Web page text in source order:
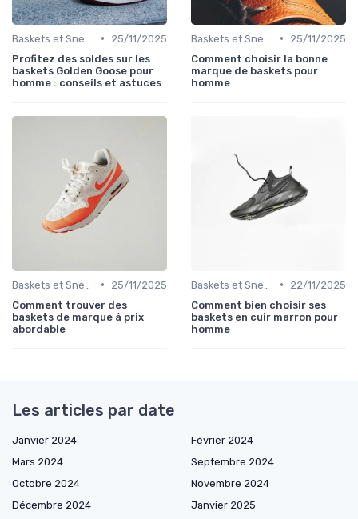
•
25/11/2025
Profitez des soldes sur les
baskets Golden Goose pour
homme : conseils et astuces
•
25/11/2025
Comment choisir la bonne
marque de baskets pour
homme
•
25/11/2025
Comment trouver des
baskets de marque à prix
abordable
•
22/11/2025
Comment bien choisir ses
baskets en cuir marron pour
homme
Les articles par date
Janvier 2024
Février 2024
Mars 2024
Septembre 2024
Octobre 2024
Novembre 2024
Décembre 2024
Janvier 2025